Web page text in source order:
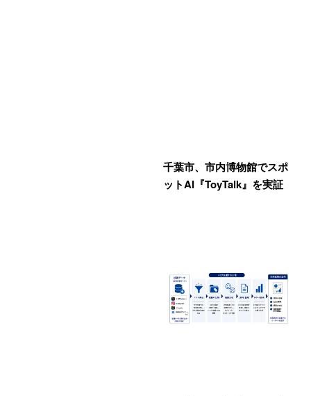
千葉市、市内博物館でスポ
ットAI『ToyTalk』を実証